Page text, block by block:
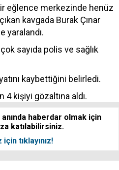
eğlence merkezinde henüz
kavgada Burak Çınar
yaralandı.
sayıda polis ve sağlık
kaybettiğini belirledi.
4 kişiyi gözaltına aldı.
haberdar olmak için
katılabilirsiniz.
tıklayınız!